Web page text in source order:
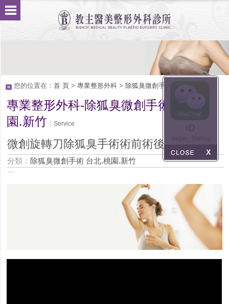
您的位置在： 首 頁> 專業整形外科> 除狐臭微創手術 台北.桃園.新竹
專業整形外科-除狐臭微創手術 台北.桃
園.新竹
Service
微創旋轉刀除狐臭手術術前術後須知
分類： 除狐臭微創手術 台北.桃園.新竹